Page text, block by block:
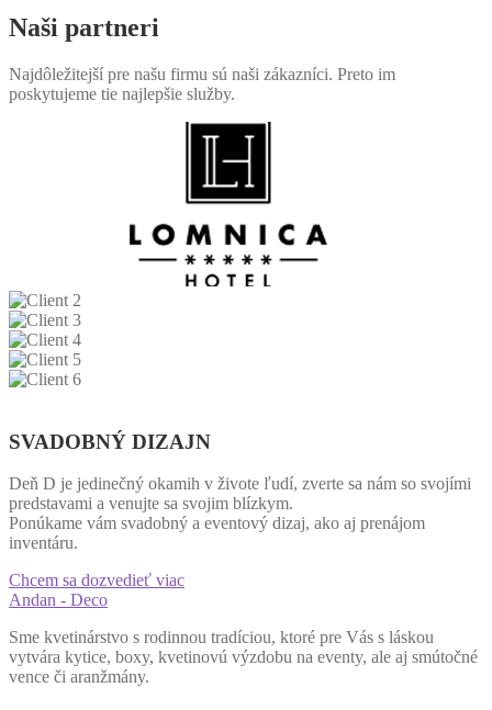
Naši partneri
Najdôležitejší pre našu firmu sú naši zákazníci. Preto im
poskytujeme tie najlepšie služby.
SVADOBNÝ DIZAJN
Deň D je jedinečný okamih v živote ľudí, zverte sa nám so svojími
predstavami a venujte sa svojim blízkym.
Ponúkame vám svadobný a eventový dizaj, ako aj prenájom
inventáru.
Chcem sa dozvedieť viac
Andan - Deco
Sme kvetinárstvo s rodinnou tradíciou, ktoré pre Vás s láskou
vytvára kytice, boxy, kvetinovú výzdobu na eventy, ale aj smútočné
vence či aranžmány.